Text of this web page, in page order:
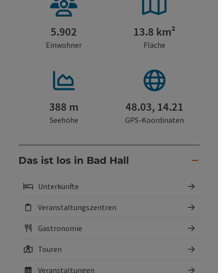
5.902
Einwohner
13.8 km²
Fläche
388 m
Seehöhe
48.03, 14.21
GPS-Koordinaten
Das ist los in Bad Hall
Unterkünfte
Veranstaltungszentren
Gastronomie
Touren
Veranstaltungen